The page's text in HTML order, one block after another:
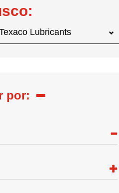
Lubricants
por: